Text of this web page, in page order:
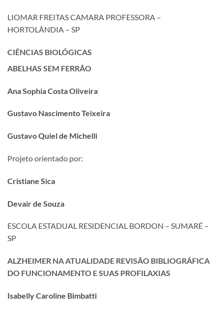
LIOMAR FREITAS CAMARA PROFESSORA –
HORTOLÂNDIA – SP
CIÊNCIAS BIOLÓGICAS
ABELHAS SEM FERRÃO
Ana Sophia Costa Oliveira
Gustavo Nascimento Teixeira
Gustavo Quiel de Michelli
Projeto orientado por:
Cristiane Sica
Devair de Souza
ESCOLA ESTADUAL RESIDENCIAL BORDON – SUMARÉ –
SP
ALZHEIMER NA ATUALIDADE REVISÃO BIBLIOGRÁFICA
DO FUNCIONAMENTO E SUAS PROFILAXIAS
Isabelly Caroline Bimbatti